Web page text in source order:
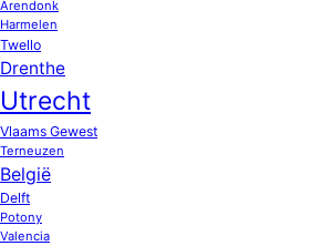
Arendonk
Harmelen
Twello
Drenthe
Utrecht
Vlaams Gewest
Terneuzen
België
Delft
Potony
Valencia